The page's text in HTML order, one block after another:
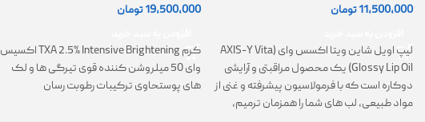
11,500,000تومان
لیپ اویل شاین ویتا اکسس وای (AXIS-Y Vita
Glossy Lip Oil) یک محصول مراقبتی و آرایشی
دوکاره است که با فرمولاسیون پیشرفته و غنی از
مواد طبیعی، لب های شما را همزمان ترمیم،
19,500,000تومان
کرم TXA 2.5% Intensive Brightening اکسیس
وای 50 میلروشن کننده قوی تیرگی ها و لک
های پوستحاوی ترکیبات رطوبت رسان